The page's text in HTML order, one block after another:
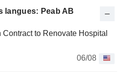
langues: Peab AB
to Renovate Hospital
06/08